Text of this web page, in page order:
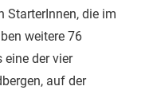
StarterInnen, die im
weitere 76
eine der vier
auf der